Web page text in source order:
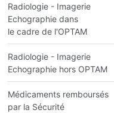
Radiologie - Imagerie
Echographie dans
le cadre de l'OPTAM
Radiologie - Imagerie
Echographie hors OPTAM
Médicaments remboursés
par la Sécurité